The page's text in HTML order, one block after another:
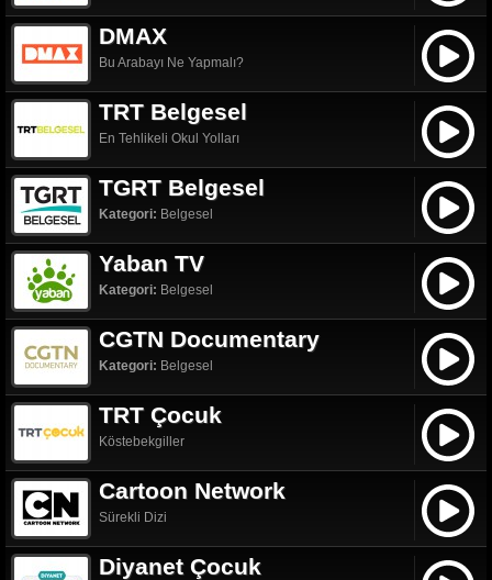
DMAX
Bu Arabayı Ne Yapmalı?
TRT Belgesel
En Tehlikeli Okul Yolları
TGRT Belgesel
Kategori: Belgesel
Yaban TV
Kategori: Belgesel
CGTN Documentary
Kategori: Belgesel
TRT Çocuk
Köstebekgiller
Cartoon Network
Sürekli Dizi
Diyanet Çocuk